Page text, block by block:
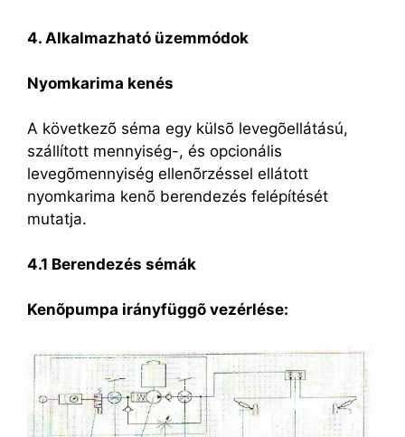
4. Alkalmazható üzemmódok
Nyomkarima kenés
A következõ séma egy külsõ levegõellátású,
szállított mennyiség-, és opcionális
levegõmennyiség ellenõrzéssel ellátott
nyomkarima kenõ berendezés felépítését
mutatja.
4.1 Berendezés sémák
Kenõpumpa irányfüggõ vezérlése: